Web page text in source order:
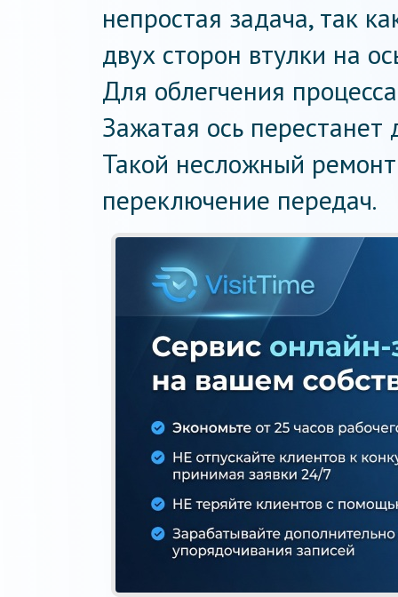
непростая задача, так
двух сторон втулки на
Для облегчения
Зажатая ось перестанет
Такой несложный
переключение передач.